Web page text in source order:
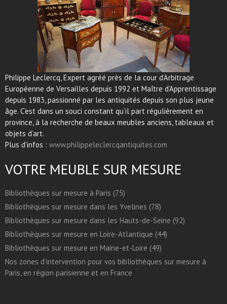
Philippe Leclercq, Expert agréé près de la cour d’Arbitrage
Européenne de Versailles depuis 1992 et Maître d’Apprentissage
depuis 1983, passionné par les antiquités depuis son plus jeune
âge. C’est dans un souci constant qu’il part régulièrement en
province, à la recherche de beaux meubles anciens, tableaux et
objets d’art.
Plus d'infos : www.philippeleclercqantiquites.com
VOTRE MEUBLE SUR MESURE
Bibliothèques sur mesure à Paris (75)
Bibliothèques sur mesure dans les Yvelines (78)
Bibliothèques sur mesure dans les Hauts-de-Seine (92)
Bibliothèques sur mesure en Loire-Atlantique (44)
Bibliothèques sur mesure en Maine-et-Loire (49)
Nos zones d’intervention pour vos bibliothèques sur mesure à
Paris, en région parisienne et en France